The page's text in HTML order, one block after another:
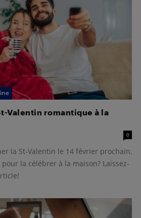
Valentin romantique à la
0
la St-Valentin le 14 février prochain,
la célébrer à la maison? Laissez-